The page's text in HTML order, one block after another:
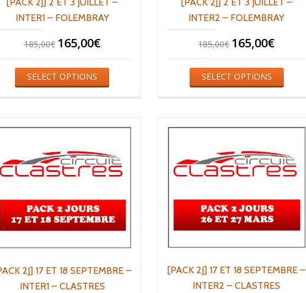
INTER1 – FOLEMBRAY
185,00€ 165,00€
SELECT OPTIONS
INTER2 – FOLEMBRAY
185,00€ 165,00€
SELECT OPTIONS
2J] 17 ET 18 SEPTEMBRE –
INTER1 – CLASTRES
[PACK 2J] 17 ET 18 SEPTEMBRE –
INTER2 – CLASTRES